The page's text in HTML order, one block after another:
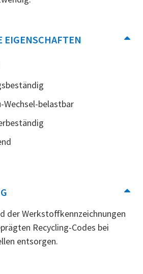
EIGENSCHAFTEN
Wechsel-belastbar
der Werkstoffkennzeichnungen
Recycling-Codes bei
entsorgen.